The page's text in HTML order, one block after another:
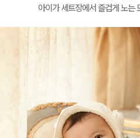
아이가 세트장에서 즐겁게 노는